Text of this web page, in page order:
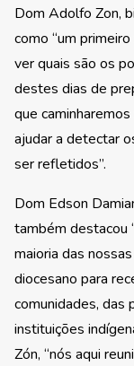
Dom Adolfo Zon,
como “um
ver quais são os
destes dias de
que
ajudar a detectar
ser refletidos”.
Dom Edson
também destacou
maioria das
diocesano para
comunidades, das
instituições
Zón, “nós aqui